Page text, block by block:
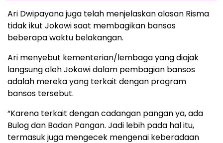
Ari Dwipayana juga telah menjelaskan alasan Risma
tidak ikut Jokowi saat membagikan bansos
beberapa waktu belakangan.
Ari menyebut kementerian/lembaga yang diajak
langsung oleh Jokowi dalam pembagian bansos
adalah mereka yang terkait dengan program
bansos tersebut.
“Karena terkait dengan cadangan pangan ya, ada
Bulog dan Badan Pangan. Jadi lebih pada hal itu,
termasuk juga mengecek mengenai keberadaan